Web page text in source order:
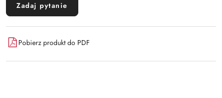
Zadaj pytanie
Pobierz produkt do PDF